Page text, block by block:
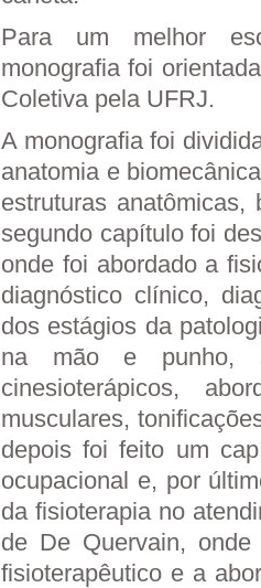
Para um melhor
monografia foi
Coletiva pela UFRJ.
A monografia foi
anatomia e
estruturas
segundo capítulo foi
onde foi abordado a
diagnóstico clínico,
dos estágios da
na mão e punho,
cinesioterápicos,
musculares,
depois foi feito um
ocupacional e, por
da fisioterapia no
de De Quervain,
fisioterapêutico e a